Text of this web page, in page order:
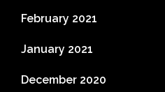
February 2021
January 2021
December 2020